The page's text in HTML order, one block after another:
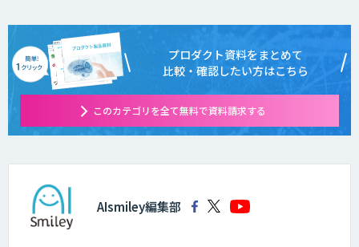
プロダクト資料をまとめて
比較・確認したい方はこちら
このカテゴリを全て無料で資料請求する
AIsmiley編集部